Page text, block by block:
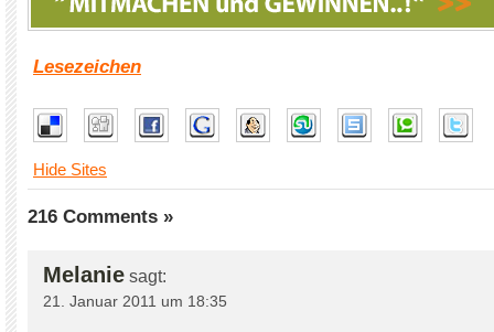
Lesezeichen
Hide Sites
216 Comments »
Melanie sagt:
21. Januar 2011 um 18:35